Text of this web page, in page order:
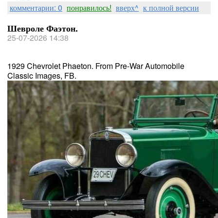
комментарии: 0 понравилось! вверх^ к полной версии
Шевроле Фаэтон.
25-07-2026 14:38
1929 Chevrolet Phaeton. From Pre-War Automobile
Classic Images, FB.